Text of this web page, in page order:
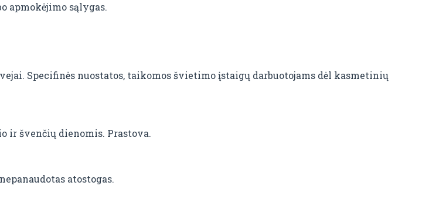
apmokėjimo sąlygas.
Specifinės nuostatos, taikomos švietimo įstaigų darbuotojams dėl kasmetinių
ir švenčių dienomis. Prastova.
atostogas.